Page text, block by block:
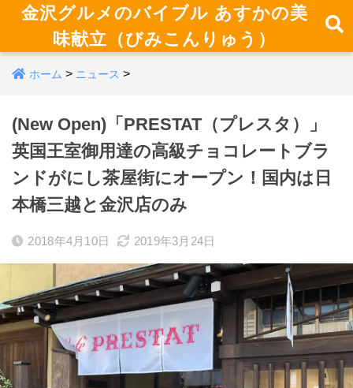
金沢グルメのバイブル あすかの美
味献立（びみこんりゅう）
ホーム > ニュース >
(New Open)「PRESTAT（プレスタ）」
英国王室御用達の高級チョコレートブラ
ンドがにし茶屋街にオープン！国内は日
本橋三越と金沢店のみ
2018年4月10日 2019年3月24日